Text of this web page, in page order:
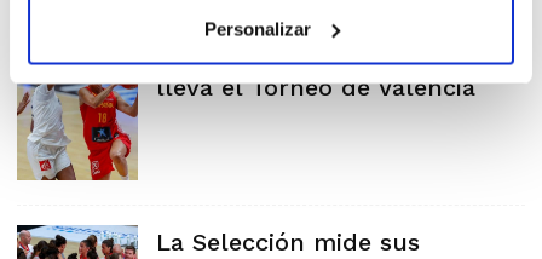
Personalizar
lleva el Torneo de Valencia
La Selección mide sus